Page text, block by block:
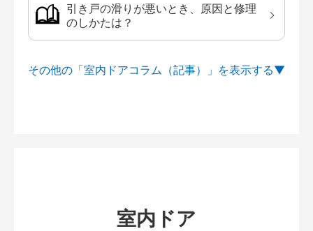
引き戸の滑りが悪いとき、原因と修理
のしかたは？
その他の「室内ドアコラム（記事）」を
室内ドア